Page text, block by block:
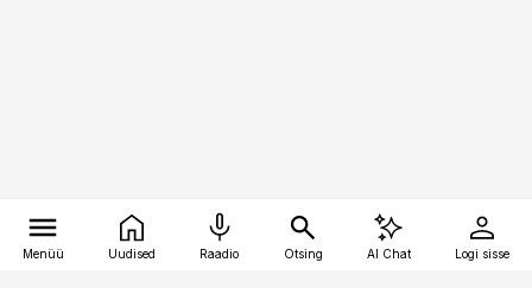
Menüü Uudised Raadio Otsing AI Chat Logi sisse